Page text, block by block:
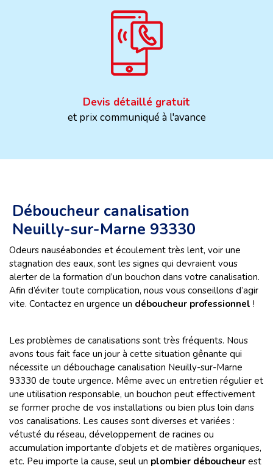
Devis détaillé gratuit
et prix communiqué à l'avance
Déboucheur canalisation
Neuilly-sur-Marne 93330
Odeurs nauséabondes et écoulement très lent, voir une
stagnation des eaux, sont les signes qui devraient vous
alerter de la formation d’un bouchon dans votre canalisation.
Afin d’éviter toute complication, nous vous conseillons d’agir
vite. Contactez en urgence un déboucheur professionnel !
Les problèmes de canalisations sont très fréquents. Nous
avons tous fait face un jour à cette situation gênante qui
nécessite un débouchage canalisation Neuilly-sur-Marne
93330 de toute urgence. Même avec un entretien régulier et
une utilisation responsable, un bouchon peut effectivement
se former proche de vos installations ou bien plus loin dans
vos canalisations. Les causes sont diverses et variées :
vétusté du réseau, développement de racines ou
accumulation importante d’objets et de matières organiques,
etc. Peu importe la cause, seul un plombier déboucheur est